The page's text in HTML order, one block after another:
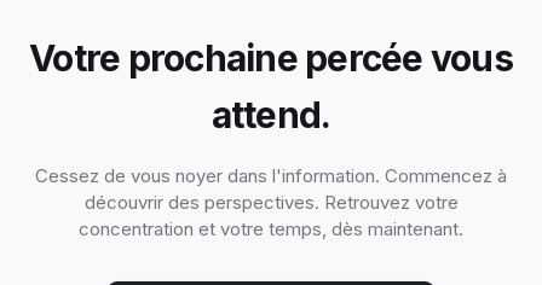
Votre prochaine percée vous
attend.
Cessez de vous noyer dans l'information. Commencez à
découvrir des perspectives. Retrouvez votre
concentration et votre temps, dès maintenant.